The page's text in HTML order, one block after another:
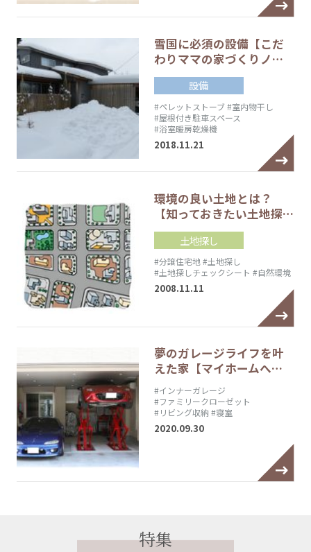
雪国に必須の設備【こだ
わりママの家づくりノ…
設備
#ペレットストーブ#室内物干し
#屋根付き駐車スペース
#浴室暖房乾燥機
2018.11.21
環境の良い土地とは？
【知っておきたい土地探…
土地探し
#分譲住宅地#土地探し
#土地探しチェックシート #自然環境
2008.11.11
夢のガレージライフを叶
えた家【マイホームへ…
#インナーガレージ
#ファミリークローゼット
#リビング収納 #寝室
2020.09.30
特集